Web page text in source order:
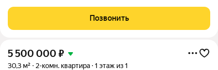
совмещенный су. В помещение выполнен качественный
ремонт по индивидуальному проекту ,квартира
Позвонить
5 500 000 ₽
30,3 м² 2-комн. квартира 1 этаж из 1